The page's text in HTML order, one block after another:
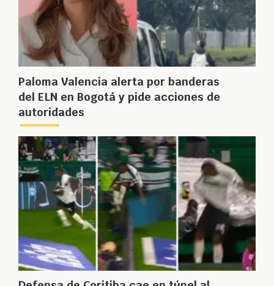
Paloma Valencia alerta por banderas
del ELN en Bogotá y pide acciones de
autoridades